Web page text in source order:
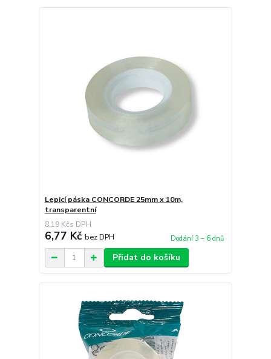
Lepicí páska CONCORDE 25mm x 10m,
transparentní
8,19 Kč
6,77 Kč bez DPH Dodání 3 – 6 dnů
Přidat do košíku